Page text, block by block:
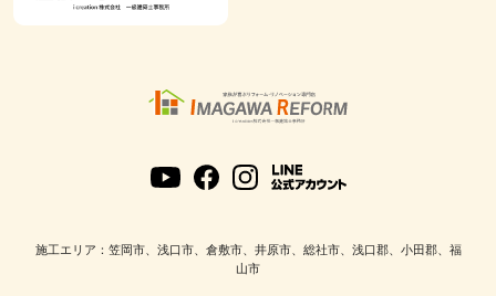
施工エリア：笠岡市、浅口市、倉敷市、井原市、総社市、浅口郡、小田郡、福
山市